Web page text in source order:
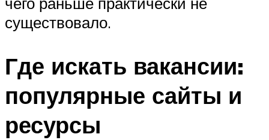
существовало.
Где искать вакансии:
популярные сайты и
ресурсы